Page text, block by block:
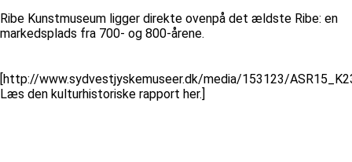
Ribe Kunstmuseum ligger direkte ovenpå det ældste Ribe: en
markedsplads fra 700- og 800-årene.
[http://www.sydvestjyskemuseer.dk/media/153123/
Læs den kulturhistoriske rapport her.]